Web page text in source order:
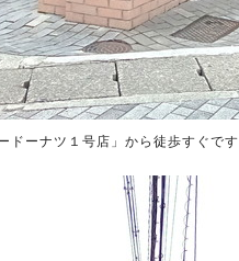
ドーナツ１号店」から徒歩すぐです